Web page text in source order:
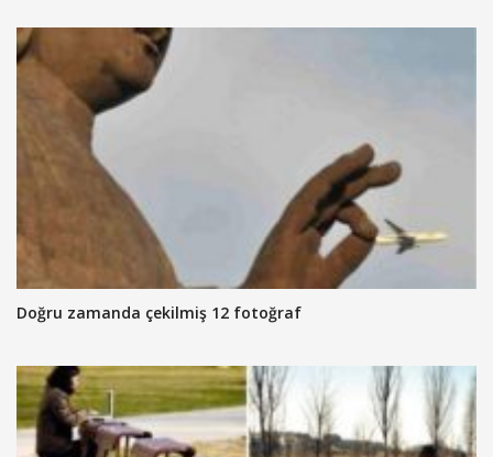
Doğru zamanda çekilmiş 12 fotoğraf